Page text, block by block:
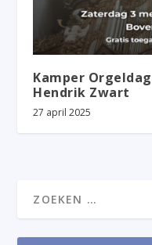
Kamper
Hendrik Zwart
27 april 2025